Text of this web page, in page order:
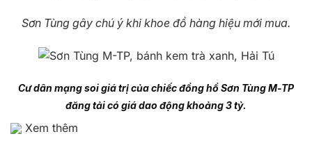
Sơn Tùng gây chú ý khi khoe đồ hàng hiệu mới mua.
Cư dân mạng soi giá trị của chiếc đồng hồ Sơn TùngM-TP
đăng tải có giá dao động khoảng 3 tỷ.
Xem thêm